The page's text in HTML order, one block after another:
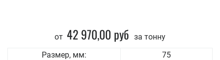
от 42 970,00 руб за тонну
Размер, мм:
75